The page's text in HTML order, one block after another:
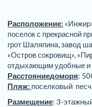
Расположение:
поселок с прекрасной
грот Шаляпина, завод
«Остров сокровищ»,
отдыхающим удобные и
Расстояниедоморя:
Пляж: поселковый
Размещение: 3-